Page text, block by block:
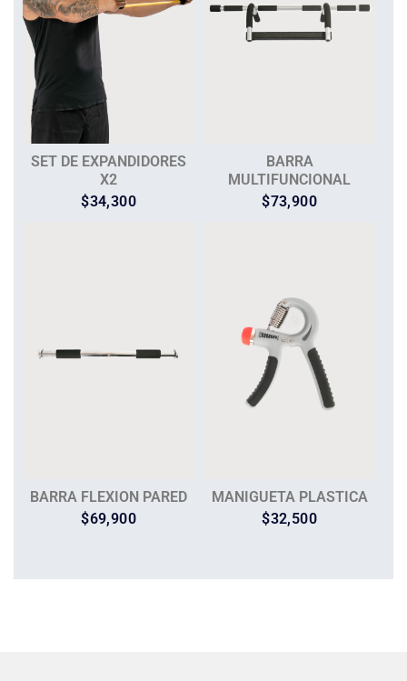
SET DE EXPANDIDORES
X2
$34,300
BARRA
MULTIFUNCIONAL
$73,900
BARRA FLEXION PARED
$69,900
MANIGUETA PLASTICA
$32,500